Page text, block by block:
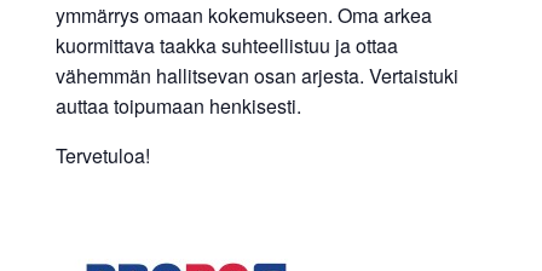
ymmärrys omaan kokemukseen. Oma arkea
kuormittava taakka suhteellistuu ja ottaa
vähemmän hallitsevan osan arjesta. Vertaistuki
auttaa toipumaan henkisesti.
Tervetuloa!